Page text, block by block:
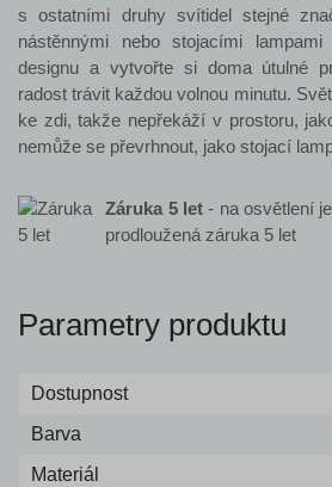
s ostatními druhy svítidel stejné
nástěnnými nebo stojacími
designu a vytvořte si doma útulné
radost trávit každou volnou minutu.
ke zdi, takže nepřekáží v prostoru,
nemůže se převrhnout, jako stojací
Záruka 5 let - na osvětlení
prodloužená záruka 5 let
Parametry produktu
Dostupnost
Barva
Materiál